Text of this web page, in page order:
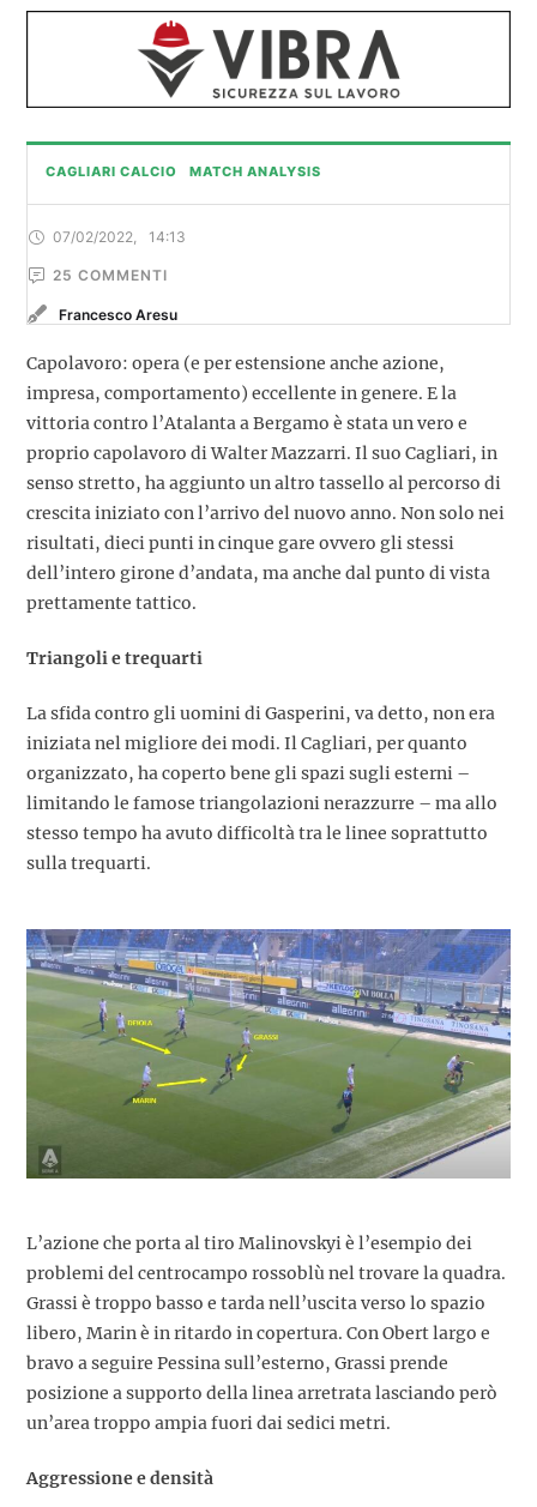
CAGLIARI CALCIO MATCH ANALYSIS
07/02/2022, 14:13
25 COMMENTI
Francesco Aresu
Capolavoro: opera (e per estensione anche azione,
impresa, comportamento) eccellente in genere. E la
vittoria contro l’Atalanta a Bergamo è stata un vero e
proprio capolavoro di Walter Mazzarri. Il suo Cagliari, in
senso stretto, ha aggiunto un altro tassello al percorso di
crescita iniziato con l’arrivo del nuovo anno. Non solo nei
risultati, dieci punti in cinque gare ovvero gli stessi
dell’intero girone d’andata, ma anche dal punto di vista
prettamente tattico.
Triangoli e trequarti
La sfida contro gli uomini di Gasperini, va detto, non era
iniziata nel migliore dei modi. Il Cagliari, per quanto
organizzato, ha coperto bene gli spazi sugli esterni –
limitando le famose triangolazioni nerazzurre – ma allo
stesso tempo ha avuto difficoltà tra le linee soprattutto
sulla trequarti.
L’azione che porta al tiro Malinovskyi è l’esempio dei
problemi del centrocampo rossoblù nel trovare la quadra.
Grassi è troppo basso e tarda nell’uscita verso lo spazio
libero, Marin è in ritardo in copertura. Con Obert largo e
bravo a seguire Pessina sull’esterno, Grassi prende
posizione a supporto della linea arretrata lasciando però
un’area troppo ampia fuori dai sedici metri.
Aggressione e densità